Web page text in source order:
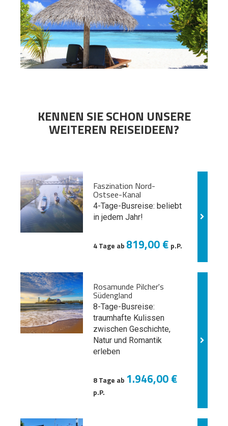
KENNEN SIE SCHON UNSERE
WEITEREN REISEIDEEN?
Faszination Nord-
Ostsee-Kanal
4-Tage-Busreise: beliebt
in jedem Jahr!
4 Tage ab 819,00 € p.P.
Rosamunde Pilcher's
Südengland
8-Tage-Busreise:
traumhafte Kulissen
zwischen Geschichte,
Natur und Romantik
erleben
8 Tage ab 1.946,00 €
p.P.